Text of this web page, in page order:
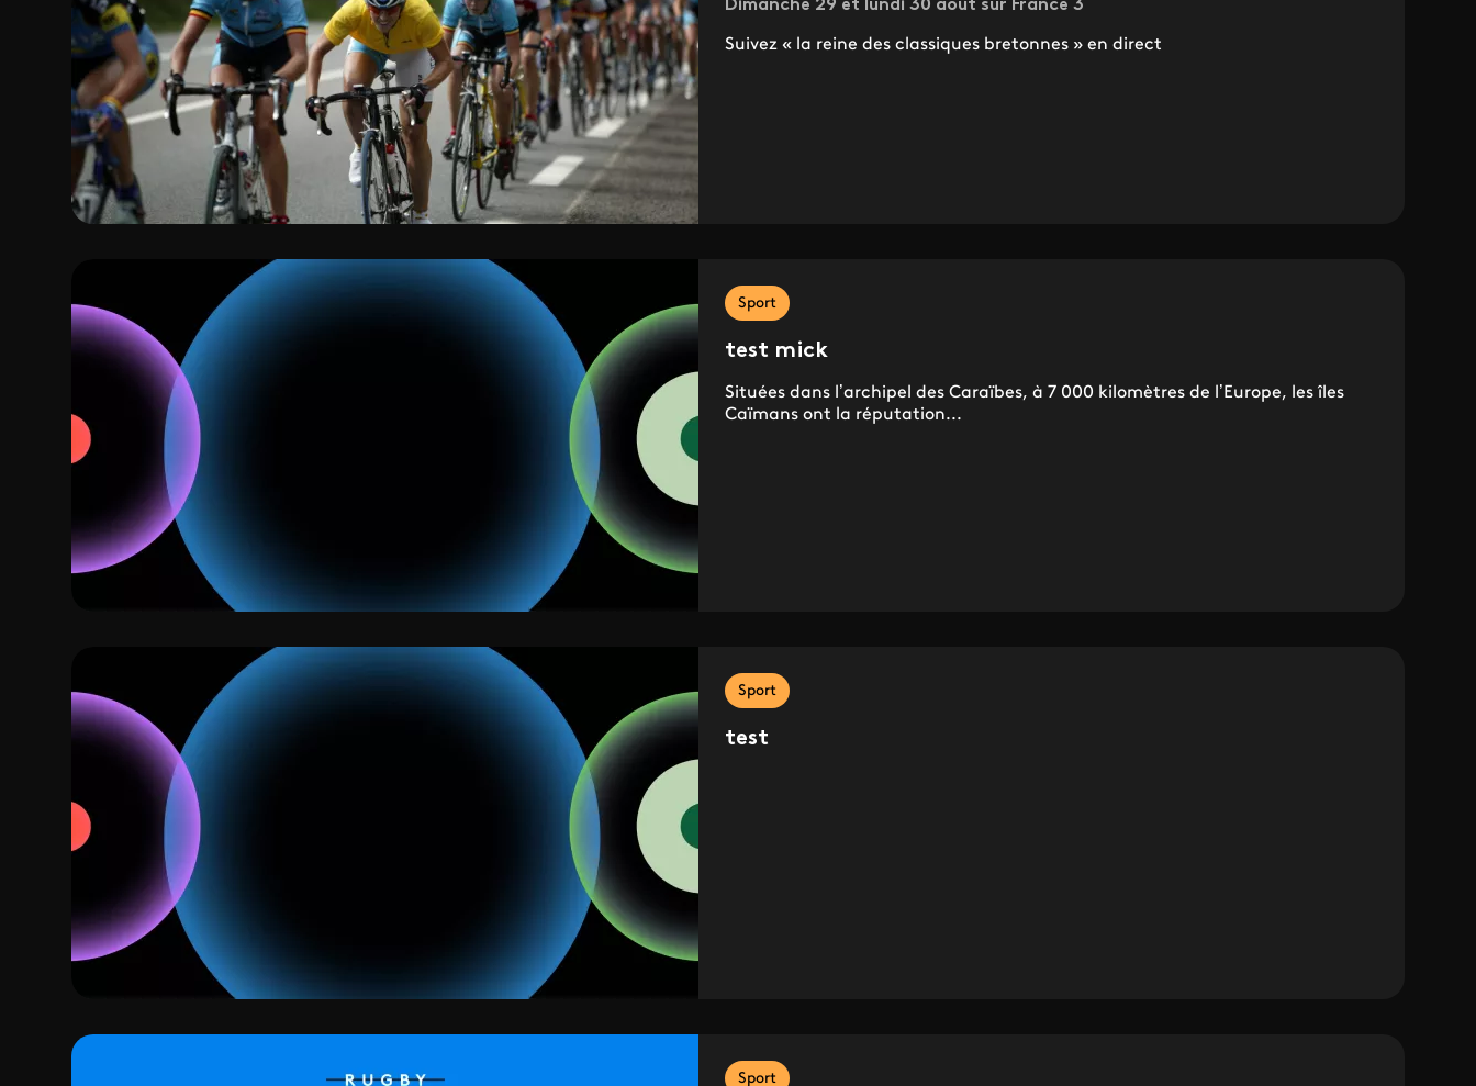
Dimanche 29 et lundi 30 août sur France 3
Suivez « la reine des classiques bretonnes » en direct
Sport
test mick
Situées dans l’archipel des Caraïbes, à 7 000 kilomètres de l’Europe, les îles
Caïmans ont la réputation...
Sport
test
Sport